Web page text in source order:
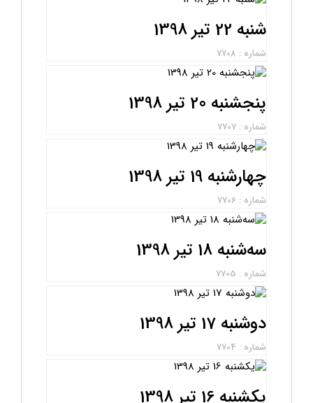
شنبه 22 تیر 1398
شماره : 7708
پنجشنبه 20 تیر 1398
شماره : 7707
چهارشنبه 19 تیر 1398
شماره : 7706
سه‌شنبه 18 تیر 1398
شماره : 7705
دوشنبه 17 تیر 1398
شماره : 7704
یکشنبه 16 تیر 1398